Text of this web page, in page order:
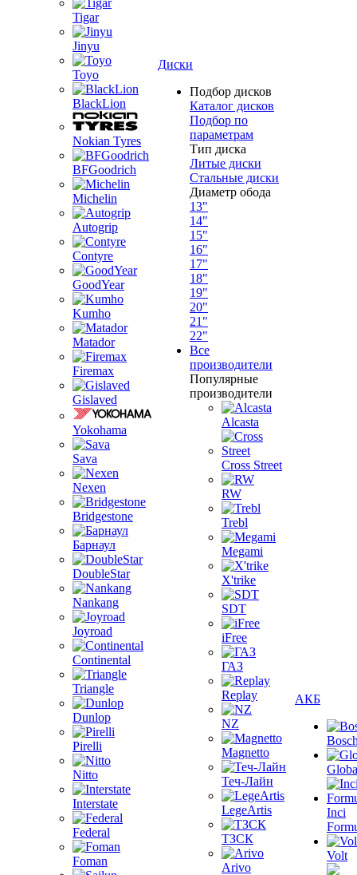
Tigar
Jinyu
Toyo
BlackLion
Nokian Tyres
BFGoodrich
Michelin
Autogrip
Contyre
GoodYear
Kumho
Matador
Firemax
Gislaved
Yokohama
Sava
Nexen
Bridgestone
Барнаул
DoubleStar
Nankang
Joyroad
Continental
Triangle
Dunlop
Pirelli
Nitto
Interstate
Federal
Foman
Диски
Подбор дисков
Каталог дисков
Подбор по
параметрам
Тип диска
Литые диски
Стальные диски
Диаметр обода
13"
14"
15"
16"
17"
18"
19"
20"
21"
22"
Все
производители
Популярные
производители
Alcasta
Cross Street
RW
Trebl
Megami
X'trike
SDT
iFree
ГАЗ
Replay
NZ
Magnetto
Теч-Лайн
LegeArtis
ТЗСК
Arivo
АКБ
Inci
Volt